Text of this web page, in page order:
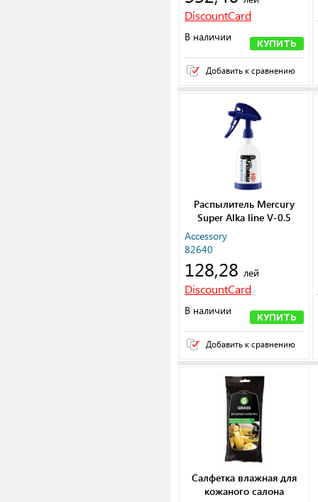
DiscountCard
В наличии
КУПИТЬ
Добавить к сравнению
Распылитель Mercury
Super Alka line V-0.5
Accessory
82640
128,28 лей
DiscountCard
В наличии
КУПИТЬ
Добавить к сравнению
Салфетка влажная для
кожаного салона